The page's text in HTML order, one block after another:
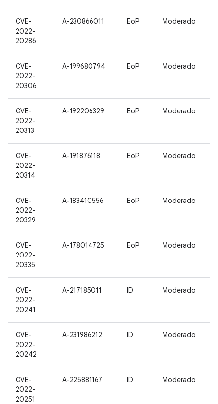
CVE-
2022-
20286
A-230866011 EoP Moderado
CVE-
2022-
20306
A-199680794 EoP Moderado
CVE-
2022-
20313
A-192206329 EoP Moderado
CVE-
2022-
20314
A-191876118 EoP Moderado
CVE-
2022-
20329
A-183410556 EoP Moderado
CVE-
2022-
20335
A-178014725 EoP Moderado
CVE-
2022-
20241
A-217185011 ID Moderado
CVE-
2022-
20242
A-231986212 ID Moderado
CVE-
2022-
20251
A-225881167 ID Moderado